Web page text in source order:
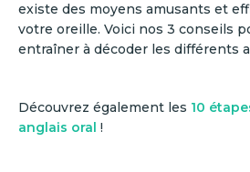
existe des moyens amusants et
votre oreille. Voici nos 3 conseils
entraîner à décoder les différents
Découvrez également les 10
anglais oral !